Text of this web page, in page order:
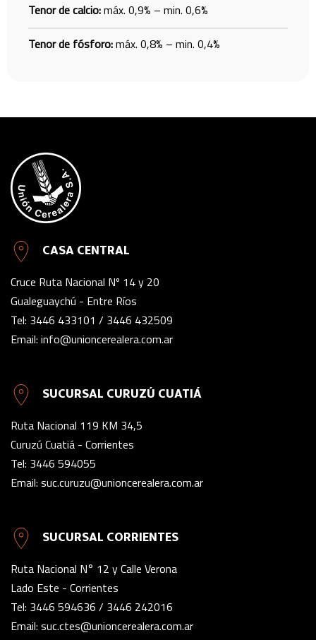
Tenor de calcio:máx. 0,9% – min. 0,6%
Tenor de fósforo:máx. 0,8% – min. 0,4%
CASA CENTRAL
Cruce Ruta Nacional Nº 14 y 20
Gualeguaychú - Entre Ríos
Tel: 3446 433101 / 3446 432509
Email: info@unioncerealera.com.ar
SUCURSAL CURUZÚ CUATIÁ
Ruta Nacional 119 KM 34,5
Curuzú Cuatiá - Corrientes
Tel: 3446 594055
Email: suc.curuzu@unioncerealera.com.ar
SUCURSAL CORRIENTES
Ruta Nacional N° 12 y Calle Verona
Lado Este - Corrientes
Tel: 3446 594636 / 3446 242016
Email: suc.ctes@unioncerealera.com.ar